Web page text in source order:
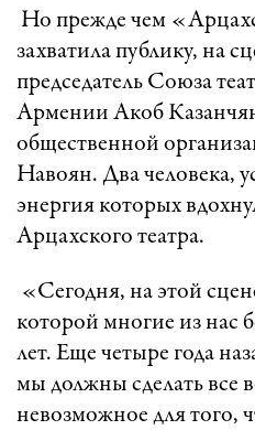
Но прежде чем
захватила публику, на
председатель Союза
Армении Акоб
общественной
Навоян. Два человека,
энергия которых
Арцахского театра.
«Сегодня, на этой
которой многие из нас
лет. Еще четыре года
мы должны сделать все
невозможное для того,